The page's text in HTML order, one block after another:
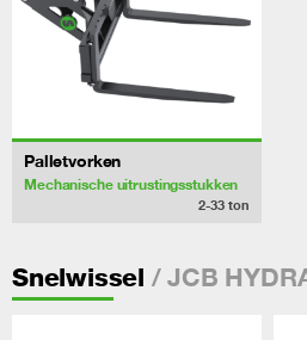
Palletvorken
Mechanische uitrustingsstukken
2-33 ton
Snelwissel / JCB